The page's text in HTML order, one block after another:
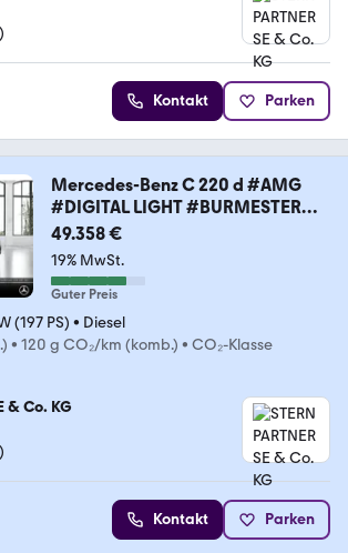
)
Kontakt Parken
Mercedes-Benz C 220 d #AMG
#DIGITAL LIGHT #BURMESTER
#AHK #360
49.358 €
19% MwSt.
Guter Preis
(197 PS) • Diesel
• 120 g CO₂/km (komb.) • CO₂-Klasse
& Co. KG
)
Kontakt Parken